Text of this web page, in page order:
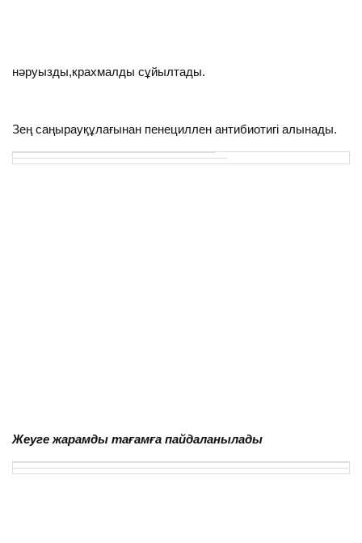
нәруызды,крахмалды сұйылтады.
Зең саңырауқұлағынан пенециллен антибиотигі алынады.
Жеуге жарамды тағамға пайдаланылады